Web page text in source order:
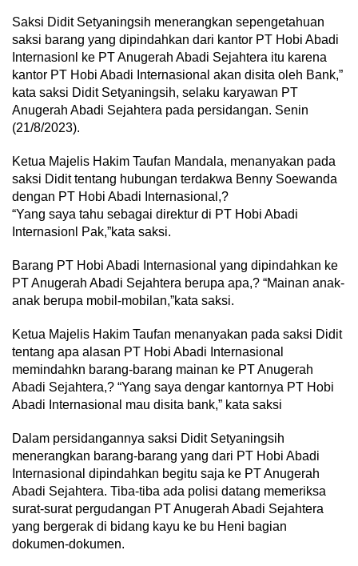
Saksi Didit Setyaningsih menerangkan sepengetahuan
saksi barang yang dipindahkan dari kantor PT Hobi Abadi
Internasionl ke PT Anugerah Abadi Sejahtera itu karena
kantor PT Hobi Abadi Internasional akan disita oleh Bank,”
kata saksi Didit Setyaningsih, selaku karyawan PT
Anugerah Abadi Sejahtera pada persidangan. Senin
(21/8/2023).
Ketua Majelis Hakim Taufan Mandala, menanyakan pada
saksi Didit tentang hubungan terdakwa Benny Soewanda
dengan PT Hobi Abadi Internasional,?
“Yang saya tahu sebagai direktur di PT Hobi Abadi
Internasionl Pak,”kata saksi.
Barang PT Hobi Abadi Internasional yang dipindahkan ke
PT Anugerah Abadi Sejahtera berupa apa,? “Mainan anak-
anak berupa mobil-mobilan,”kata saksi.
Ketua Majelis Hakim Taufan menanyakan pada saksi Didit
tentang apa alasan PT Hobi Abadi Internasional
memindahkn barang-barang mainan ke PT Anugerah
Abadi Sejahtera,? “Yang saya dengar kantornya PT Hobi
Abadi Internasional mau disita bank,” kata saksi
Dalam persidangannya saksi Didit Setyaningsih
menerangkan barang-barang yang dari PT Hobi Abadi
Internasional dipindahkan begitu saja ke PT Anugerah
Abadi Sejahtera. Tiba-tiba ada polisi datang memeriksa
surat-surat pergudangan PT Anugerah Abadi Sejahtera
yang bergerak di bidang kayu ke bu Heni bagian
dokumen-dokumen.